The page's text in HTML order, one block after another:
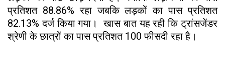
प्रतिशत 88.86% रहा जबकि लड़कों का पास प्रतिशत
82.13% दर्ज किया गया। खास बात यह रही कि ट्रांसजेंडर
श्रेणी के छात्रों का पास प्रतिशत 100 फीसदी रहा है।